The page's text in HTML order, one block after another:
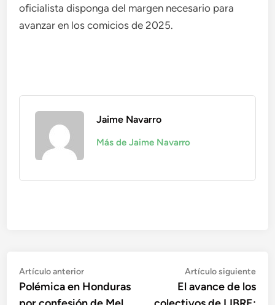
oficialista disponga del margen necesario para
avanzar en los comicios de 2025.
Jaime Navarro
Más de Jaime Navarro
Navegación
de
Artículo anteriorArtículo
anterior:
Polémica en Honduras
Artículo siguiente
El avance de los